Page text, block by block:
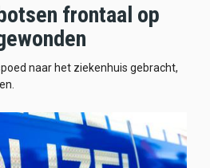
frontaal op
naar het ziekenhuis gebracht,